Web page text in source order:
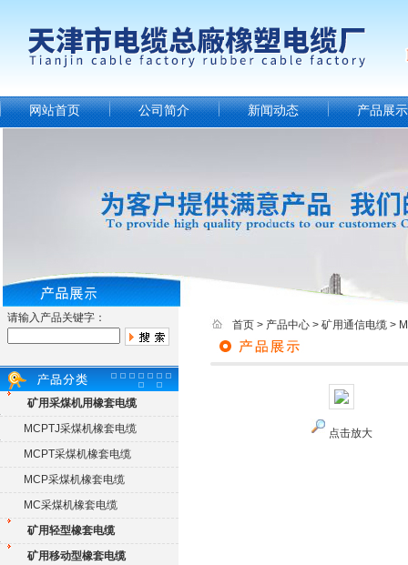
网站首页 公司简介 新闻动态 产品展示
请输入产品关键字：
矿用采煤机用橡套电缆
MCPTJ采煤机橡套电缆
MCPT采煤机橡套电缆
MCP采煤机橡套电缆
MC采煤机橡套电缆
矿用轻型橡套电缆
矿用移动型橡套电缆
首页 > 产品中心 > 矿用通信电缆 >
点击放大